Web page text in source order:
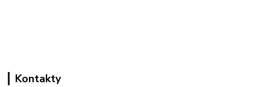
Kontakty